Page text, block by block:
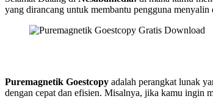
yang dirancang untuk membantu pengguna
Puremagnetik Goestcopy adalah perangkat lunak
dengan cepat dan efisien. Misalnya, jika kamu ingin